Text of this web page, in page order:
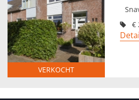
VERKOCHT
€